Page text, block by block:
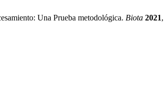
Una Prueba metodológica. Biota 2021,